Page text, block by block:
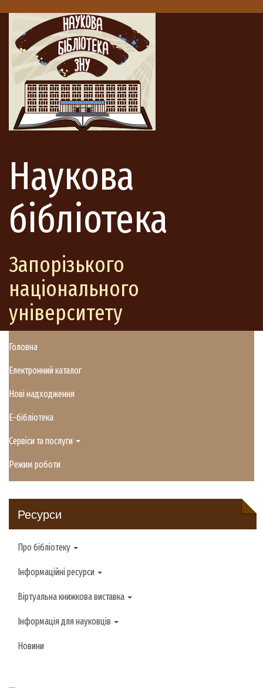
Наукова
бібліотека
Запорізького
національного
університету
Головна
Електронний каталог
Нові надходження
E-бібліотека
Сервіси та послуги
Режим роботи
Ресурси
Про бібліотеку
Інформаційні ресурси
Віртуальна книжкова виставка
Інформація для науковців
Новини